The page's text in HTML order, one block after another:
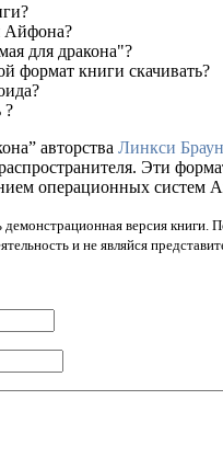
Айфона?
для дракона"?
формат книги скачивать?
?
авторства Линкси Браун
Эти
операционных систем
версия книги.
и не являйся